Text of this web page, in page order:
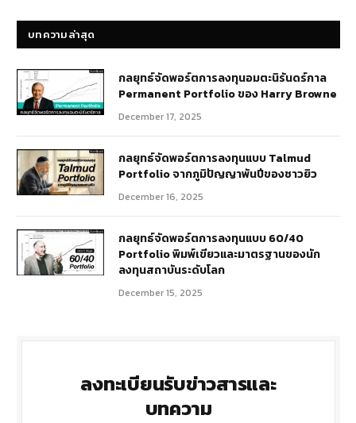
บทความล่าสุด
กลยุทธ์​จัดพอร์ตการลงทุนอมตะนิรันดร์กาล
Permanent Portfolio ของ Harry Browne
December 17, 2025
กลยุทธ์จัดพอร์ตการลงทุนแบบ Talmud
Portfolio จากภูมิปัญญาพันปีของชาวยิว
December 16, 2025
กลยุทธ์จัดพอร์ตการลงทุนแบบ 60/40
Portfolio พิมพ์เขียวและมาตรฐานของนัก
ลงทุนสถาบันระดับโลก
December 15, 2025
ลงทะเบียนรับข่าวสารและ
บทความ